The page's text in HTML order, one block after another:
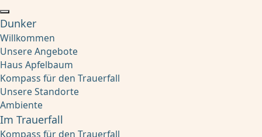
Dunker
Willkommen
Unsere Angebote
Haus Apfelbaum
Kompass für den Trauerfall
Unsere Standorte
Ambiente
Im Trauerfall
Kompass für den Trauerfall